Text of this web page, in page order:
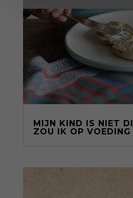
MIJN KIND IS NIET
ZOU IK OP VOEDING